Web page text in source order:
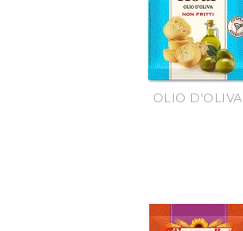
OLIO D'OLIVA